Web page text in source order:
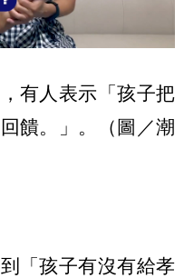
有人表示「孩子把
饋。」。（圖／潮
「孩子有沒有給孝